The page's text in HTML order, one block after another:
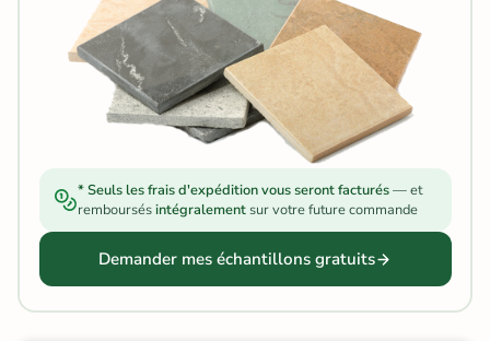
* Seuls les frais d'expédition vous seront facturés— et
remboursésintégralementsur votre future commande
Demander mes échantillons gratuits